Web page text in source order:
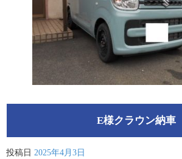
E様クラウン納車
投稿日 2025年4月3日